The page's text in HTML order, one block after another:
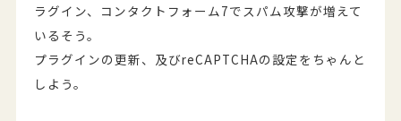
ラグイン、コンタクトフォーム7でスパム攻撃が増えて
いるそう。
プラグインの更新、及びreCAPTCHAの設定をちゃんと
しよう。